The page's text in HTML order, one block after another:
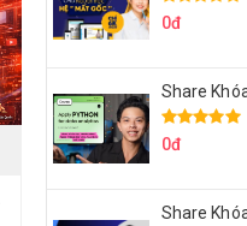
0đ
0đ